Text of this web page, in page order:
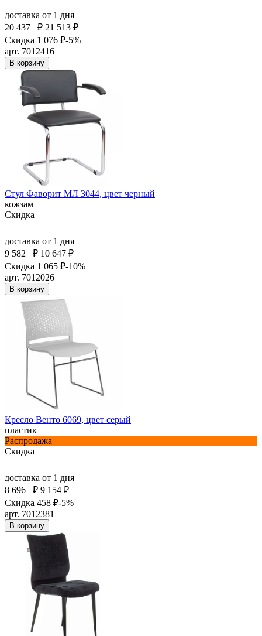
доставка от 1 дня
20 437
₽ 21 513 ₽
Скидка 1 076 ₽-5%
арт. 7012416
В корзину
Стул Фаворит МЛ 3044, цвет черный
кожзам
Скидка
доставка от 1 дня
9 582
₽ 10 647 ₽
Скидка 1 065 ₽-10%
арт. 7012026
В корзину
Кресло Венто 6069, цвет серый
пластик
Распродажа
Скидка
доставка от 1 дня
8 696
₽ 9 154 ₽
Скидка 458 ₽-5%
арт. 7012381
В корзину